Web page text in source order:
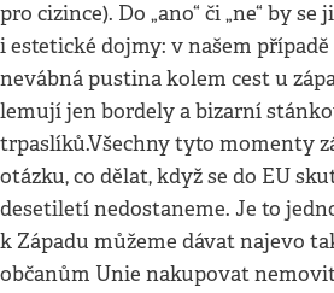
pro cizince). Do „ano“ či „ne“ by
i estetické dojmy: v našem
nevábná pustina kolem cest u
lemují jen bordely a bizarní
trpaslíků.Všechny tyto momenty
otázku, co dělat, když se do EU
desetiletí nedostaneme. Je to
k Západu můžeme dávat najevo
občanům Unie nakupovat